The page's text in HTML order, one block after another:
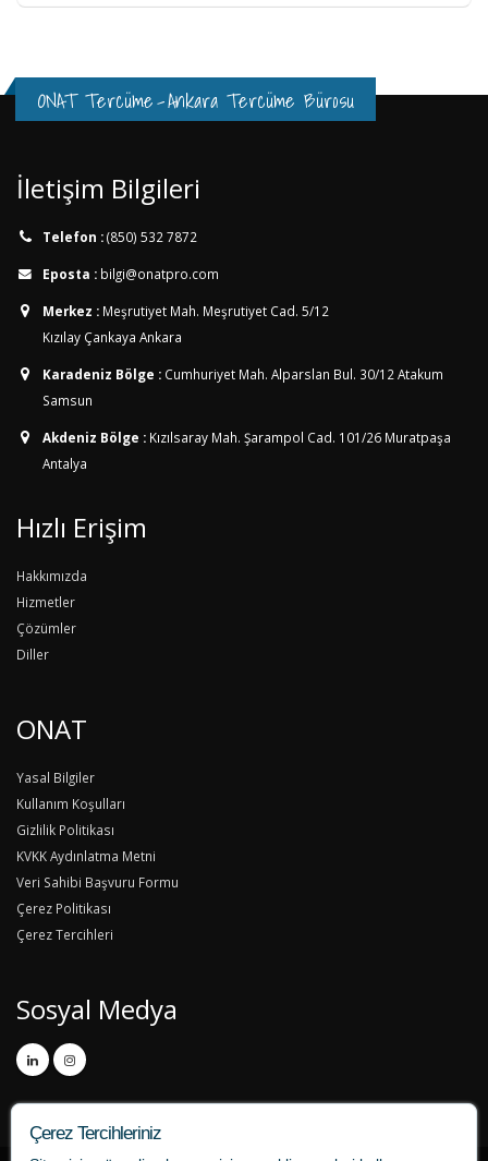
ONAT Tercüme-Ankara Tercüme Bürosu
İletişim Bilgileri
Telefon :(850) 532 7872
Eposta : bilgi@onatpro.com
Merkez : Meşrutiyet Mah. Meşrutiyet Cad. 5/12
Kızılay Çankaya Ankara
Karadeniz Bölge : Cumhuriyet Mah. Alparslan Bul. 30/12 Atakum
Samsun
Akdeniz Bölge : Kızılsaray Mah. Şarampol Cad. 101/26 Muratpaşa
Antalya
Hızlı Erişim
Hakkımızda
Hizmetler
Çözümler
Diller
ONAT
Yasal Bilgiler
Kullanım Koşulları
Gizlilik Politikası
KVKK Aydınlatma Metni
Veri Sahibi Başvuru Formu
Çerez Politikası
Çerez Tercihleri
Sosyal Medya
Çerez Tercihleriniz